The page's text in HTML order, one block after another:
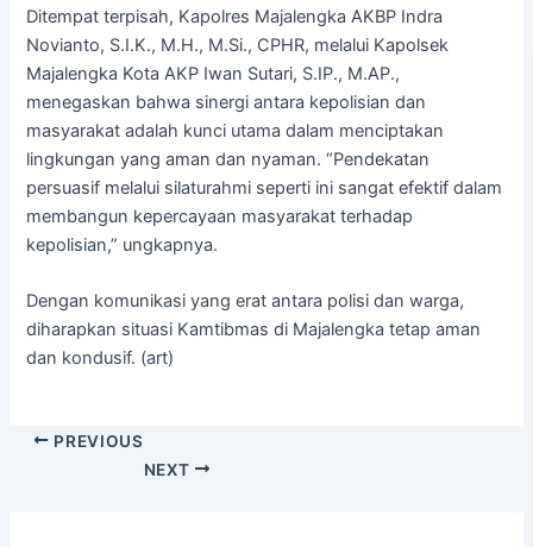
Ditempat terpisah, Kapolres Majalengka AKBP Indra
Novianto, S.I.K., M.H., M.Si., CPHR, melalui Kapolsek
Majalengka Kota AKP Iwan Sutari, S.IP., M.AP.,
menegaskan bahwa sinergi antara kepolisian dan
masyarakat adalah kunci utama dalam menciptakan
lingkungan yang aman dan nyaman. “Pendekatan
persuasif melalui silaturahmi seperti ini sangat efektif dalam
membangun kepercayaan masyarakat terhadap
kepolisian,” ungkapnya.
Dengan komunikasi yang erat antara polisi dan warga,
diharapkan situasi Kamtibmas di Majalengka tetap aman
dan kondusif. (art)
PREVIOUS
NEXT